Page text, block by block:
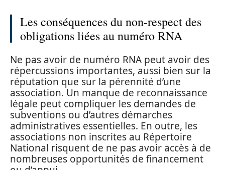
Les conséquences du non-respect des
obligations liées au numéro RNA
Ne pas avoir de numéro RNA peut avoir des
répercussions importantes, aussi bien sur la
réputation que sur la pérennité d’une
association. Un manque de reconnaissance
légale peut compliquer les demandes de
subventions ou d’autres démarches
administratives essentielles. En outre, les
associations non inscrites au Répertoire
National risquent de ne pas avoir accès à de
nombreuses opportunités de financement